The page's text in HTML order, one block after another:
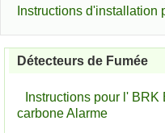
Instructions d'installation
Détecteurs de Fumée
Instructions pour l'
carbone Alarme